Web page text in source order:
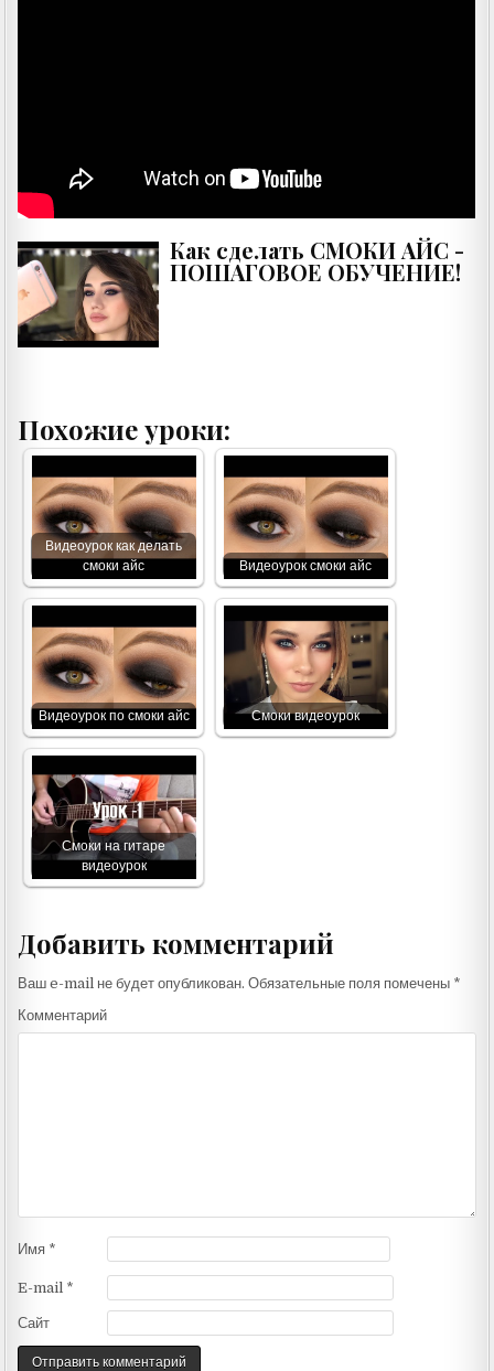
Как сделать СМОКИ АЙС -
ПОШАГОВОЕ ОБУЧЕНИЕ!
Похожие уроки:
Видеоурок как делать
смоки айс
Видеоурок смоки айс
Видеоурок по смоки айс Смоки видеоурок
Смоки на гитаре
видеоурок
Добавить комментарий
Ваш e-mail не будет опубликован. Обязательные поля помечены *
Комментарий
Имя *
E-mail *
Сайт